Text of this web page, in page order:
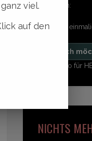
so einfach:
freiwillig |
♡ Ja, ich
Ab 1,- Euro für
NICHTS
viel.
auf den